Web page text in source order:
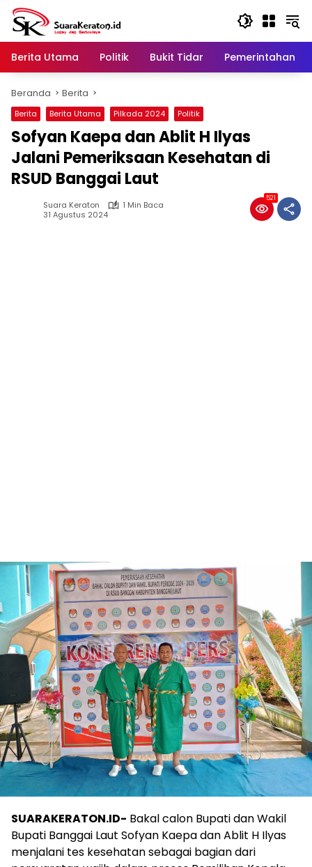
Langsung
konten
Berita Utama
Politik Bukit Tidar Pemerintahan
Beranda Berita
Berita Berita Utama Pilkada 2024 Politik
Sofyan Kaepa dan Ablit H Ilyas
Jalani Pemeriksaan Kesehatan di
RSUD Banggai Laut
Suara Keraton
1 Min Baca
31 Agustus 2024
521
SUARAKERATON.ID- Bakal calon Bupati dan Wakil
Bupati Banggai Laut Sofyan Kaepa dan Ablit H Ilyas
menjalani tes kesehatan sebagai bagian dari